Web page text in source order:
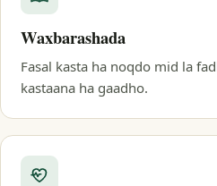
Waxbarashada
Fasal kasta ha noqdo mid la
kastaana ha gaadho.